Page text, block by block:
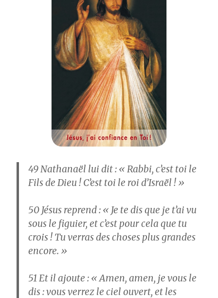
49 Nathanaël lui dit : « Rabbi, c’est toi le
Fils de Dieu ! C’est toi le roi d’Israël ! »
50 Jésus reprend : « Je te dis que je t’ai vu
sous le figuier, et c’est pour cela que tu
crois ! Tu verras des choses plus grandes
encore. »
51 Et il ajoute : « Amen, amen, je vous le
dis : vous verrez le ciel ouvert, et les